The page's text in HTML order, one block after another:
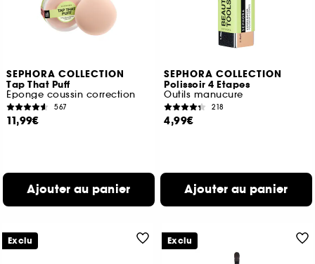
SEPHORA COLLECTION
Tap That Puff
Éponge coussin correction
567
11,99€
Ajouter au panier
SEPHORA COLLECTION
Polissoir 4 Etapes
Outils manucure
218
4,99€
Ajouter au panier
Exclu Exclu